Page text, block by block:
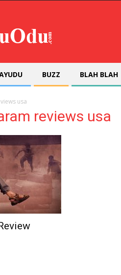
BUZZ BLAH BLAH
usa
reviews usa